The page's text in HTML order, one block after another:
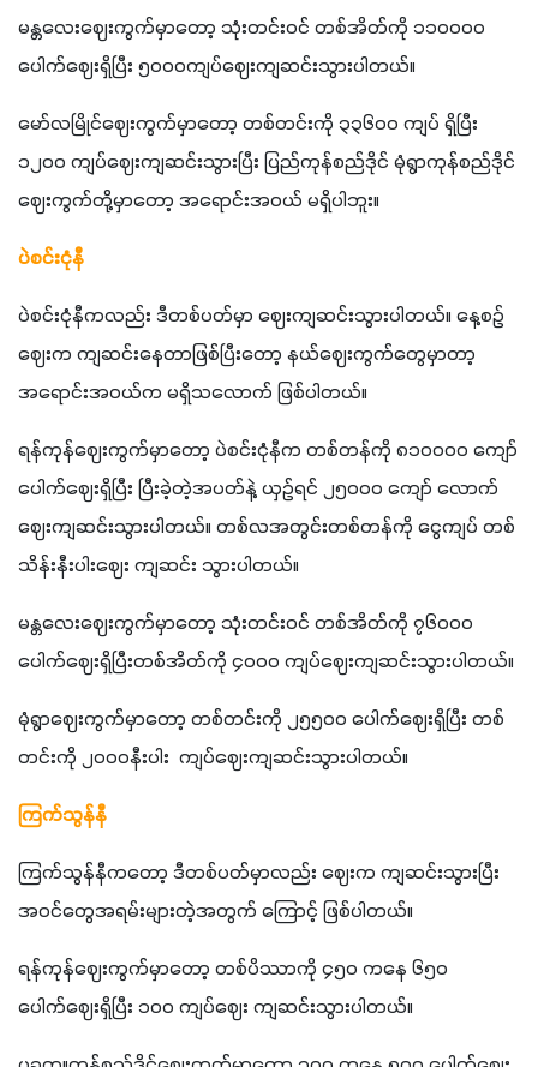
မန္တလေးဈေးကွက်မှာတော့ သုံးတင်းဝင် တစ်အိတ်ကို ၁၁၀၀၀၀
ပေါက်ဈေးရှိပြီး ၅၀၀၀ကျပ်ဈေးကျဆင်းသွားပါတယ်။
မော်လမြိုင်ဈေးကွက်မှာတော့ တစ်တင်းကို ၃၃၆၀၀ ကျပ် ရှိပြီး
၁၂၀၀ ကျပ်ဈေးကျဆင်းသွားပြီး ပြည်ကုန်စည်ဒိုင် မုံရွာကုန်စည်ဒိုင်
ဈေးကွက်တို့မှာတော့ အရောင်းအဝယ် မရှိပါဘူး။
ပဲစင်းငုံနီ
ပဲစင်းငုံနီကလည်း ဒီတစ်ပတ်မှာ ဈေးကျဆင်းသွားပါတယ်။ နေ့စဉ်
ဈေးက ကျဆင်းနေတာဖြစ်ပြီးတော့ နယ်ဈေးကွက်တွေမှာတာ့
အရောင်းအဝယ်က မရှိသလောက် ဖြစ်ပါတယ်။
ရန်ကုန်ဈေးကွက်မှာတော့ ပဲစင်းငုံနီက တစ်တန်ကို ၈၁၀၀၀၀ ကျော်
ပေါက်ဈေးရှိပြီး ပြီးခဲ့တဲ့အပတ်နဲ့ ယှဉ်ရင် ၂၅၀၀၀ ကျော် လောက်
ဈေးကျဆင်းသွားပါတယ်။ တစ်လအတွင်းတစ်တန်ကို ငွေကျပ် တစ်
သိန်းနီးပါးဈေး ကျဆင်း သွားပါတယ်။
မန္တလေးဈေးကွက်မှာတော့ သုံးတင်းဝင် တစ်အိတ်ကို ၇၆၀၀၀
ပေါက်ဈေးရှိပြီးတစ်အိတ်ကို ၄၀၀၀ ကျပ်ဈေးကျဆင်းသွားပါတယ်။
မုံရွာဈေးကွက်မှာတော့ တစ်တင်းကို ၂၅၅၀၀ ပေါက်ဈေးရှိပြီး တစ်
တင်းကို ၂၀၀၀နီးပါး  ကျပ်ဈေးကျဆင်းသွားပါတယ်။
ကြက်သွန်နီ
ကြက်သွန်နီကတော့ ဒီတစ်ပတ်မှာလည်း ဈေးက ကျဆင်းသွားပြီး
အဝင်တွေအရမ်းများတဲ့အတွက် ကြောင့် ဖြစ်ပါတယ်။
ရန်ကုန်ဈေးကွက်မှာတော့ တစ်ပိဿာကို ၄၅၀ ကနေ ၆၅၀
ပေါက်ဈေးရှိပြီး ၁၀၀ ကျပ်ဈေး ကျဆင်းသွားပါတယ်။